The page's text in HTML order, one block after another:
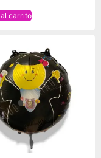
carrito